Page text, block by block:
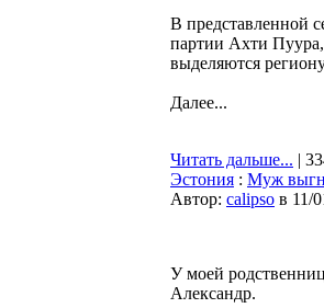
В представленной
партии Ахти Пуура,
выделяются
Далее...
Читать дальше... |
Эстония : Муж
Автор: calipso в 11/
У моей
Александр.